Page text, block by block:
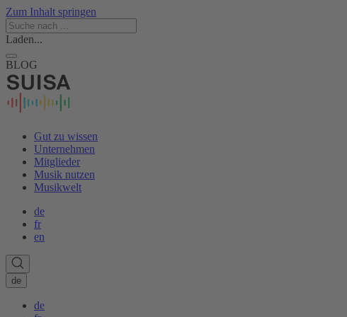
Zum Inhalt springen
Laden...
BLOG
Gut zu wissen
Unternehmen
Mitglieder
Musik nutzen
Musikwelt
de
fr
en
de
de